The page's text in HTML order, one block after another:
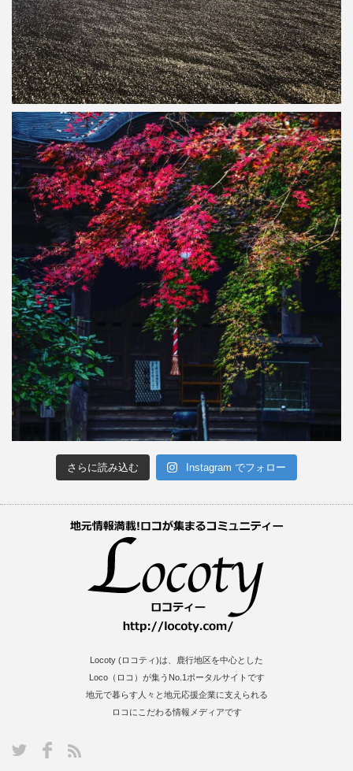
さらに読み込む Instagram でフォロー
Locoty (ロコティ)は、鹿行地区を中心とした
Loco（ロコ）が集うNo.1ポータルサイトです
地元で暮らす人々と地元応援企業に支えられる
ロコにこだわる情報メディアです